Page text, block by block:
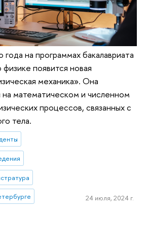
на программах бакалавриата
появится новая
механика». Она
на математическом и численном
процессов, связанных с
тела.
24 июля, 2024 г.